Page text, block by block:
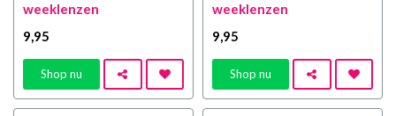
weeklenzen
9,95
Shop nu
weeklenzen
9,95
Shop nu